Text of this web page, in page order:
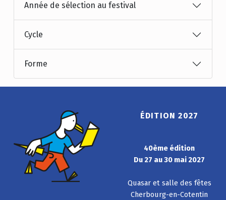
Année de sélection au festival
Cycle
Forme
ÉDITION 2027
40ème édition
Du 27 au 30 mai 2027
Quasar et salle des fêtes
Cherbourg-en-Cotentin